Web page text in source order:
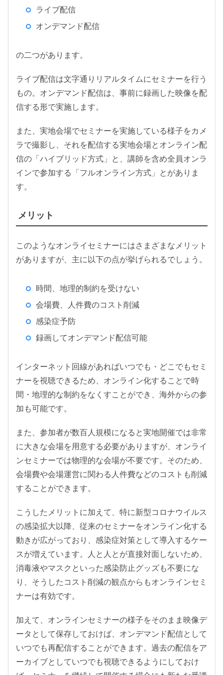
ライブ配信
オンデマンド配信
の二つがあります。
ライブ配信は文字通りリアルタイムにセミナーを行う
もの。オンデマンド配信は、事前に録画した映像を配
信する形で実施します。
また、実地会場でセミナーを実施している様子をカメ
ラで撮影し、それを配信する実地会場とオンライン配
信の「ハイブリッド方式」と、講師を含め全員オンラ
インで参加する「フルオンライン方式」とがありま
す。
メリット
このようなオンライセミナーにはさまざまなメリット
がありますが、主に以下の点が挙げられるでしょう。
時間、地理的制約を受けない
会場費、人件費のコスト削減
感染症予防
録画してオンデマンド配信可能
インターネット回線があればいつでも・どこでもセミ
ナーを視聴できるため、オンライン化することで時
間・地理的な制約をなくすことができ、海外からの参
加も可能です。
また、参加者が数百人規模になると実地開催では非常
に大きな会場を用意する必要がありますが、オンライ
ンセミナーでは物理的な会場が不要です。そのため、
会場費や会場運営に関わる人件費などのコストも削減
することができます。
こうしたメリットに加えて、特に新型コロナウイルス
の感染拡大以降、従来のセミナーをオンライン化する
動きが広がっており、感染症対策として導入するケー
スが増えています。人と人とが直接対面しないため、
消毒液やマスクといった感染防止グッズも不要にな
り、そうしたコスト削減の観点からもオンラインセミ
ナーは有効です。
加えて、オンラインセミナーの様子をそのまま映像デ
ータとして保存しておけば、オンデマンド配信として
いつでも再配信することができます。過去の配信をア
ーカイブとしていつでも視聴できるようにしておけ